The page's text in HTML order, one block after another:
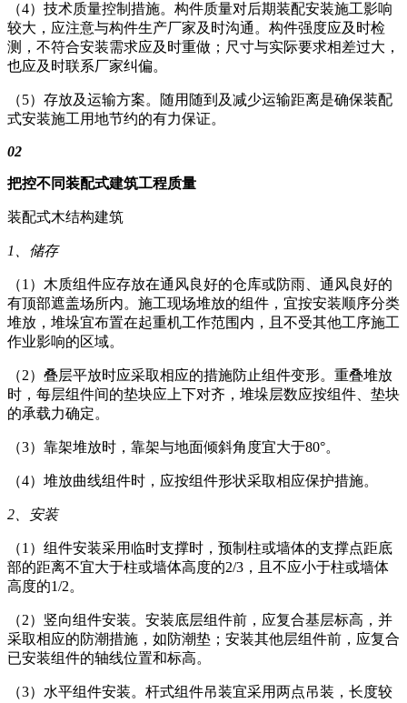
（4）技术质量控制措施。构件质量对后期装配安装施工影响
较大，应注意与构件生产厂家及时沟通。构件强度应及时检
测，不符合安装需求应及时重做；尺寸与实际要求相差过大，
也应及时联系厂家纠偏。
（5）存放及运输方案。随用随到及减少运输距离是确保装配
式安装施工用地节约的有力保证。
02
把控不同装配式建筑工程质量
装配式木结构建筑
1、储存
（1）木质组件应存放在通风良好的仓库或防雨、通风良好的
有顶部遮盖场所内。施工现场堆放的组件，宜按安装顺序分类
堆放，堆垛宜布置在起重机工作范围内，且不受其他工序施工
作业影响的区域。
（2）叠层平放时应采取相应的措施防止组件变形。重叠堆放
时，每层组件间的垫块应上下对齐，堆垛层数应按组件、垫块
的承载力确定。
（3）靠架堆放时，靠架与地面倾斜角度宜大于80°。
（4）堆放曲线组件时，应按组件形状采取相应保护措施。
2、 安装
（1）组件安装采用临时支撑时，预制柱或墙体的支撑点距底
部的距离不宜大于柱或墙体高度的2/3，且不应小于柱或墙体
高度的1/2。
（2）竖向组件安装。安装底层组件前，应复合基层标高，并
采取相应的防潮措施，如防潮垫；安装其他层组件前，应复合
已安装组件的轴线位置和标高。
（3）水平组件安装。杆式组件吊装宜采用两点吊装，长度较